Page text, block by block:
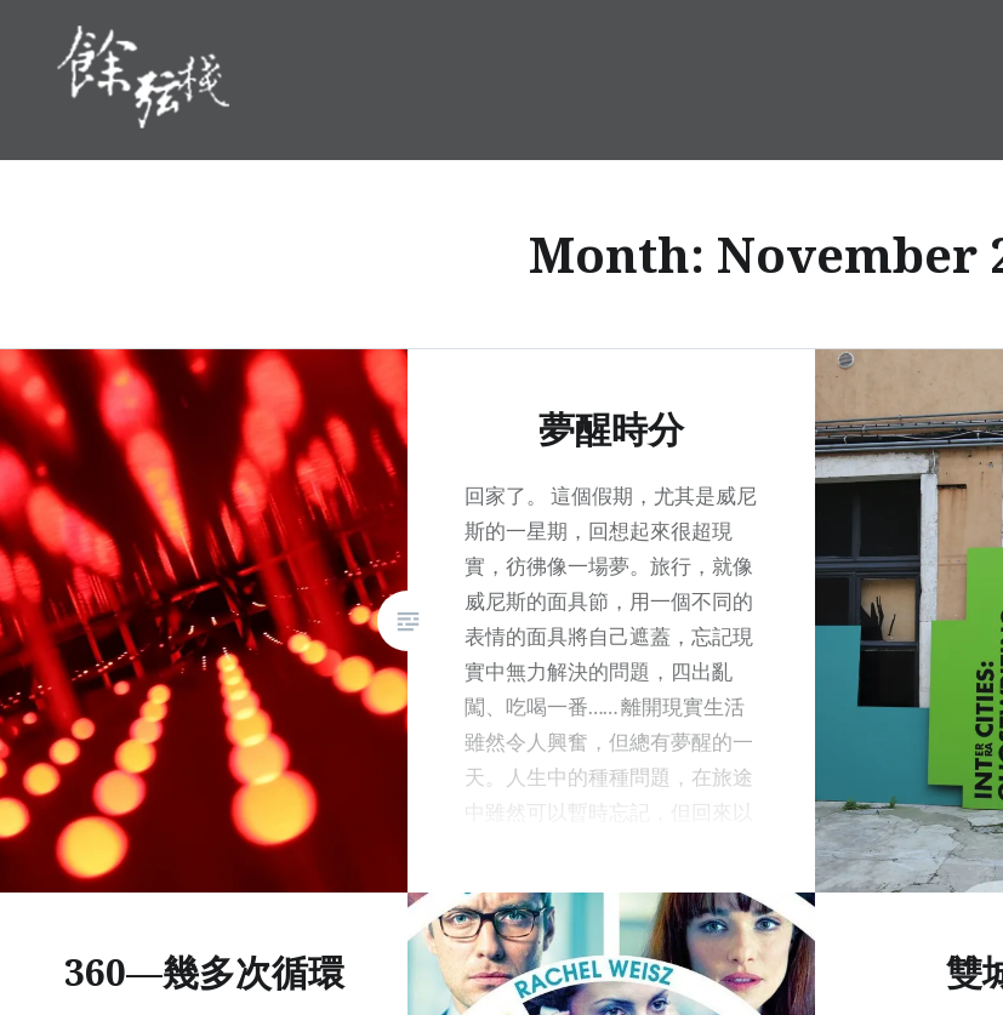
Cosine Inn 餘弦棧
Month: November
夢醒時分
回家了。 這個假期，尤其是威尼
斯的一星期，回想起來很超現
實，彷彿像一場夢。旅行，就像
威尼斯的面具節，用一個不同的
表情的面具將自己遮蓋，忘記現
實中無力解決的問題，四出亂
闖、吃喝一番…… 離開現實生活
雖然令人興奮，但總有夢醒的一
天。人生中的種種問題，在旅途
中雖然可以暫時忘記，但回來以
時間想通一些事情，或遇到某些
經歷可以令自己有所突破。但多
次以來，總是令自己失望。近年
360—幾多次循環 雙